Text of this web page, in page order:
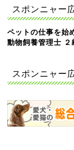
スポンニャー
ペットの仕事を始
動物飼養管理士 ２
スポンニャー